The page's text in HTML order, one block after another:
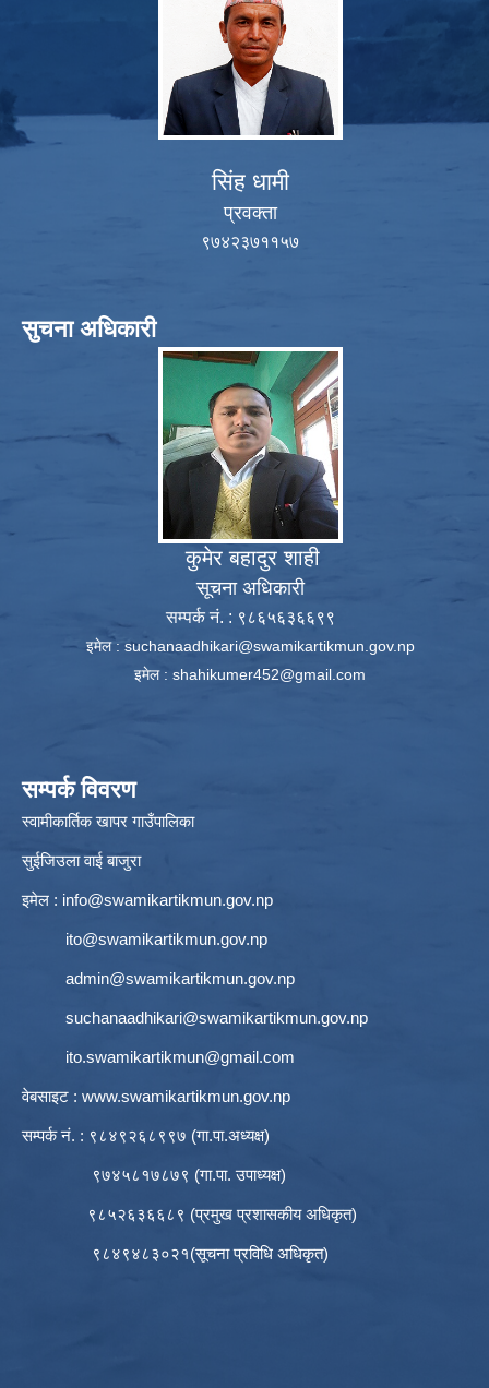
सिंह धामी
प्रवक्ता
९७४२३७११५७
सुचना अधिकारी
कुमेर बहादुर शाही
सूचना अधिकारी
सम्पर्क नं. : ९८६५६३६६९९
इमेल : suchanaadhikari@swamikartikmun.gov.np
इमेल : shahikumer452@gmail.com
सम्पर्क विवरण
स्वामीकार्तिक खापर गाउँपालिका
सुईजिउला वाई बाजुरा
इमेल : info@swamikartikmun.gov.np
ito@swamikartikmun.gov.np
admin@swamikartikmun.gov.np
suchanaadhikari@swamikartikmun.gov.np
ito.swamikartikmun@gmail.com
वेबसाइट : www.swamikartikmun.gov.np
सम्पर्क नं. : ९८४९२६८९९७ (गा.पा.अध्यक्ष)
९७४५८१७८७९ (गा.पा. उपाध्यक्ष)
९८५२६३६६८९ (प्रमुख प्रशासकीय अधिकृत)
९८४९४८३०२१(सूचना प्रविधि अधिकृत)